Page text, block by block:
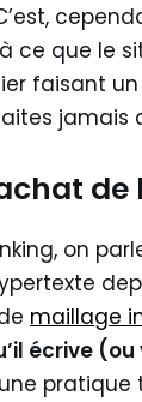
que le
faisant
jamais
de
on
maillage
écrive
pratique